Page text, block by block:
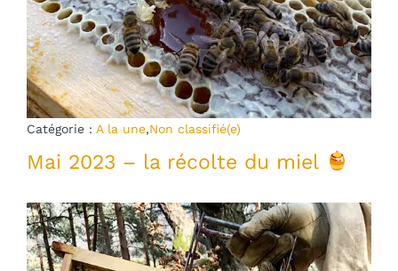
Catégorie : A la une,Non classifié(e)
Mai 2023 – la récolte du miel